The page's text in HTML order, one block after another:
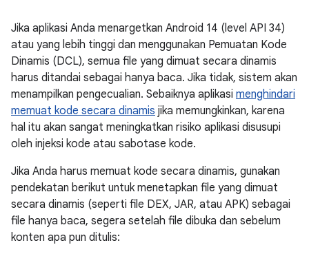
Jika aplikasi Anda menargetkan Android 14 (level API 34)
atau yang lebih tinggi dan menggunakan Pemuatan Kode
Dinamis (DCL), semua file yang dimuat secara dinamis
harus ditandai sebagai hanya baca. Jika tidak, sistem akan
menampilkan pengecualian. Sebaiknya aplikasi menghindari
memuat kode secara dinamis jika memungkinkan, karena
hal itu akan sangat meningkatkan risiko aplikasi disusupi
oleh injeksi kode atau sabotase kode.
Jika Anda harus memuat kode secara dinamis, gunakan
pendekatan berikut untuk menetapkan file yang dimuat
secara dinamis (seperti file DEX, JAR, atau APK) sebagai
file hanya baca, segera setelah file dibuka dan sebelum
konten apa pun ditulis: